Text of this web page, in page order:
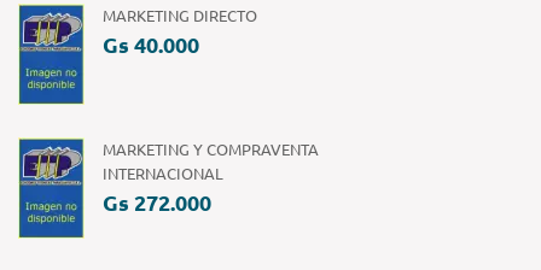
MARKETING DIRECTO
Gs 40.000
MARKETING Y COMPRAVENTA
INTERNACIONAL
Gs 272.000